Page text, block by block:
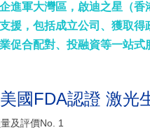
企進軍大灣區，啟迪之星（香
援，包括成立公司、獲取得
促合配對、投融資等一站式
國FDA認證 激光
及評價No. 1